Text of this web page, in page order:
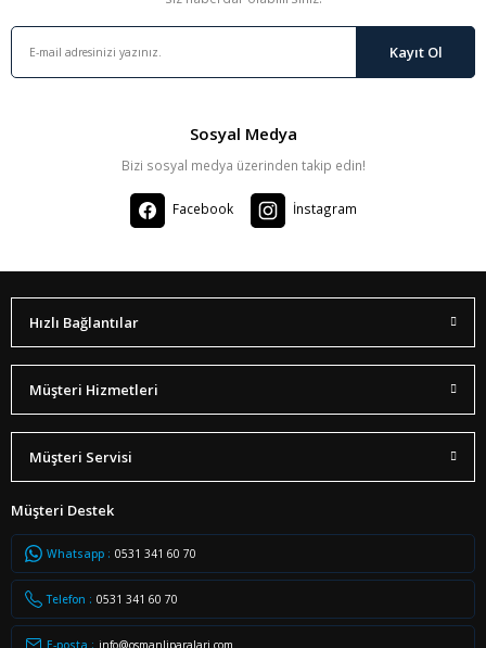
Kayıt Ol
Sosyal Medya
Bizi sosyal medya üzerinden takip edin!
Facebook İnstagram
Hızlı Bağlantılar
Müşteri Hizmetleri
Müşteri Servisi
Müşteri Destek
Whatsapp : 0531 341 60 70
Telefon : 0531 341 60 70
E-posta : info@osmanliparalari.com